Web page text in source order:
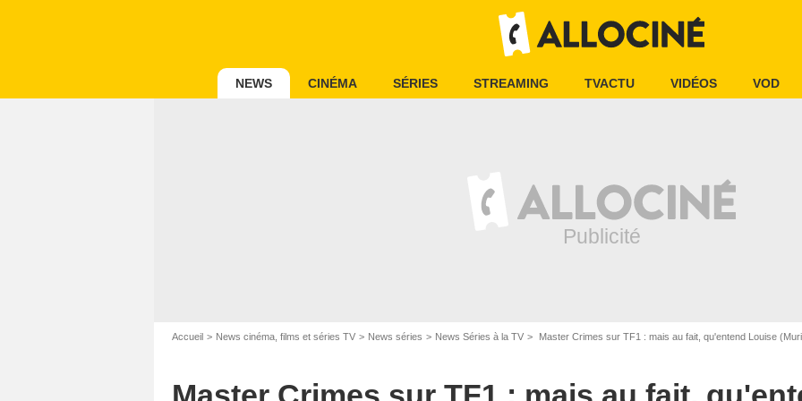
NEWS CINÉMA SÉRIES STREAMING TVACTU VIDÉOS VOD
Accueil News cinéma, films et séries TV News séries News Séries à la TV Master Crimes sur TF1 : mais au fait, qu'entend Louise (Muriel